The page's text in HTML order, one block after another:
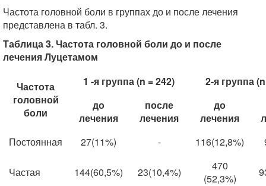
Частота головной боли в группах до и после лечения
представлена в табл. 3.
Таблица 3. Частота головной боли до и после
лечения Луцетамом
Частота
головной
боли
1 -я группа (n = 242)
2-я группа
до
лечения
после
лечения
до
лечения
Постоянная
27(11%) - 116(12,8%)
Частая 144(60,5%) 23(10,4%)
470
(52,3%)